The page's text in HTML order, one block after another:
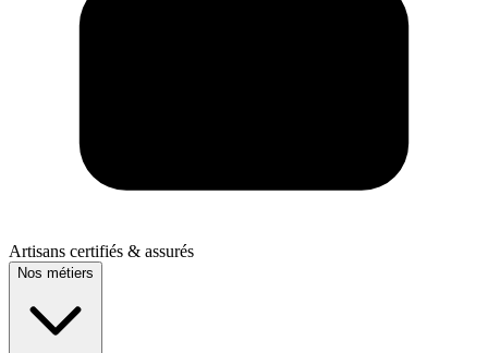
Artisans certifiés & assurés
Nos métiers